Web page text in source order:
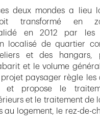
deux mondes a lieu
transformé en
en 2012 par les
localisé de quartier
et des hangars,
et le volume
paysager règle les
et propose le
et le traitement de
au logement, le rez-de-